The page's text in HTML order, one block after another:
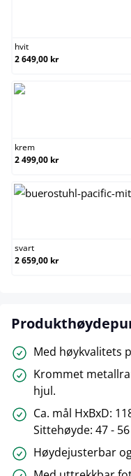
hvit
2 649,00 kr
krem
2 499,00 kr
svart
2 659,00 kr
Med høykvalitets
Krommet
hjul.
Ca. mål HxBxD:
Sittehøyde: 47 -
Høydejusterbar